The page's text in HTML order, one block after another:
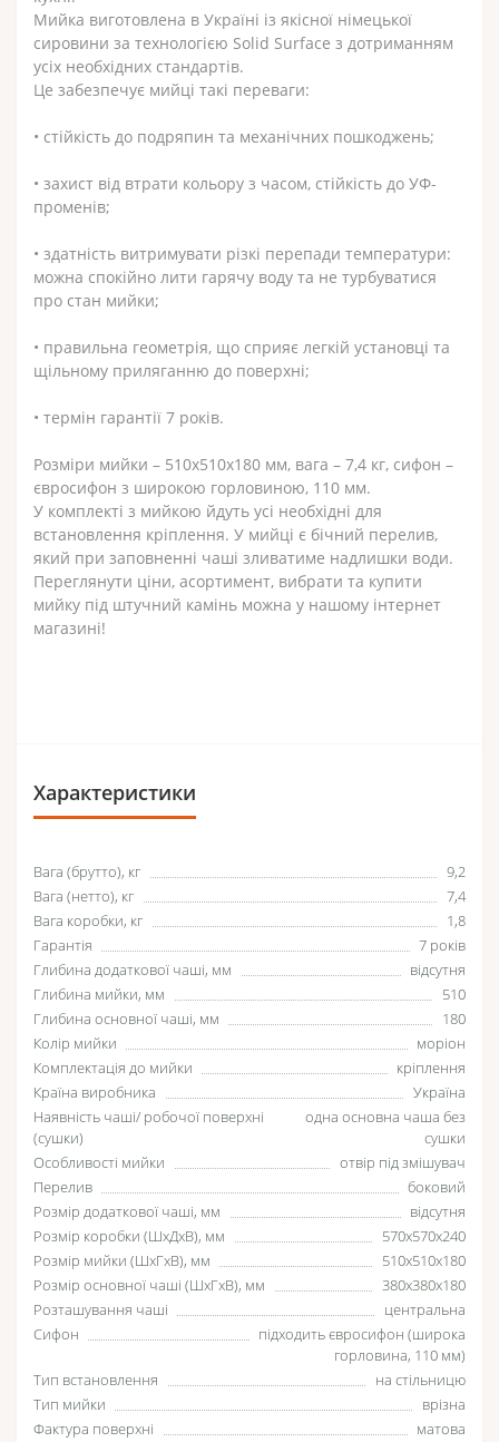
Мийка виготовлена ​​в Україні із якісної німецької
сировини за технологією Solid Surface з дотриманням
усіх необхідних стандартів.
Це забезпечує мийці такі переваги:
• стійкість до подряпин та механічних пошкоджень;
• захист від втрати кольору з часом, стійкість до УФ-
променів;
• здатність витримувати різкі перепади температури:
можна спокійно лити гарячу воду та не турбуватися
про стан мийки;
• правильна геометрія, що сприяє легкій установці та
щільному приляганню до поверхні;
• термін гарантії 7 років.
Розміри мийки – 510х510х180 мм, вага – 7,4 кг, сифон –
євросифон з широкою горловиною, 110 мм.
У комплекті з мийкою йдуть усі необхідні для
встановлення кріплення. У мийці є бічний перелив,
який при заповненні чаші зливатиме надлишки води.
Переглянути ціни, асортимент, вибрати та купити
мийку під штучний камінь можна у нашому інтернет
магазині!
Характеристики
Вага (брутто), кг
9,2
Вага (нетто), кг
7,4
Вага коробки, кг
1,8
Гарантія
7 років
Глибина додаткової чаші, мм
відсутня
Глибина мийки, мм
510
Глибина основної чаші, мм
180
Колір мийки
моріон
Комплектація до мийки
кріплення
Країна виробника
Україна
Наявність чаші/ робочої поверхні
(сушки)
одна основна чаша без
сушки
Особливості мийки
отвір під змішувач
Перелив
боковий
Розмір додаткової чаші, мм
відсутня
Розмір коробки (ШхДхВ), мм
570х570х240
Розмір мийки (ШхГхВ), мм
510x510x180
Розмір основної чаші (ШхГхВ), мм
380x380x180
Розташування чаші
центральна
Сифон
підходить євросифон (широка
горловина, 110 мм)
Тип встановлення
на стільницю
Тип мийки
врізна
Фактура поверхні
матова